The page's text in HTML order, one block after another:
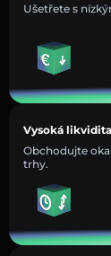
Ušetřete s
Vysoká likvidita
Obchodujte
trhy.